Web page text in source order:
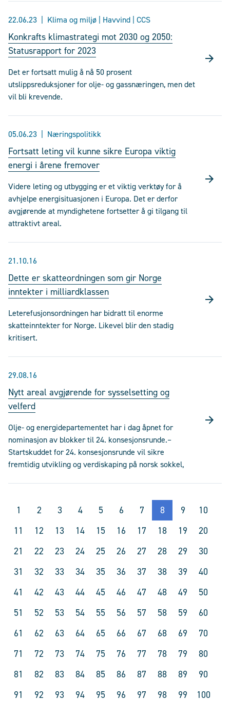
22.06.23 Klima og miljø | Havvind | CCS
Konkrafts klimastrategi mot 2030 og 2050:
Statusrapport for 2023
Det er fortsatt mulig å nå 50 prosent
utslippsreduksjoner for olje- og gassnæringen, men det
vil bli krevende.
05.06.23 Næringspolitikk
Fortsatt leting vil kunne sikre Europa viktig
energi i årene fremover
Videre leting og utbygging er et viktig verktøy for å
avhjelpe energisituasjonen i Europa. Det er derfor
avgjørende at myndighetene fortsetter å gi tilgang til
attraktivt areal.
21.10.16
Dette er skatteordningen som gir Norge
inntekter i milliardklassen
Leterefusjonsordningen har bidratt til enorme
skatteinntekter for Norge. Likevel blir den stadig
kritisert.
29.08.16
Nytt areal avgjørende for sysselsetting og
velferd
Olje- og energidepartementet har i dag åpnet for
nominasjon av blokker til 24. konsesjonsrunde.–
Startskuddet for 24. konsesjonsrunde vil sikre
fremtidig utvikling og verdiskaping på norsk sokkel,
1 2 3 4 5 6 7 8 9
10
11
12 13 14 15 16 17 18 19
20
21
22 23 24 25 26 27 28 29
30
31
32 33 34 35 36 37 38 39
40
41
42 43 44 45 46 47 48 49
50
51
52 53 54 55 56 57 58 59
60
61
62 63 64 65 66 67 68 69
70
71
72 73 74 75 76 77 78 79
80
81
82 83 84 85 86 87 88 89
90
91
92 93 94 95 96 97 98 99
100